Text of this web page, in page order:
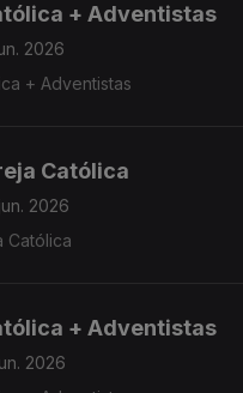
+ Adventistas
2026
+ Adventistas
Católica
2026
Católica
+ Adventistas
2026